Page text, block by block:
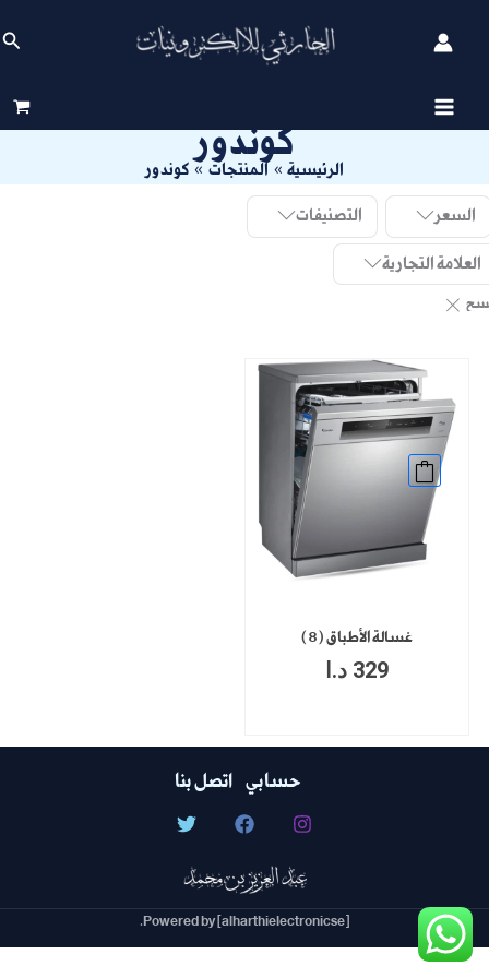
كوندور
الرئيسية المنتجات كوندور
السعر التصنيفات
العلامة التجارية
غسالة الأطباق (8)
329 د.ا
حسابي اتصل بنا
Powered by [alharthielectronicse].